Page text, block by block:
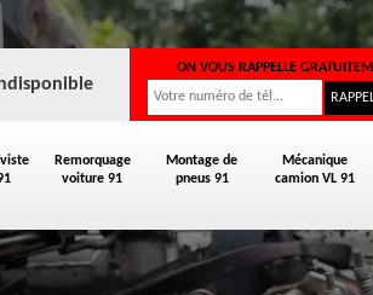
Remorquage
voiture 91
Montage de
pneus 91
Mécanique
camion VL 91
ON VOUS RAPPELLE